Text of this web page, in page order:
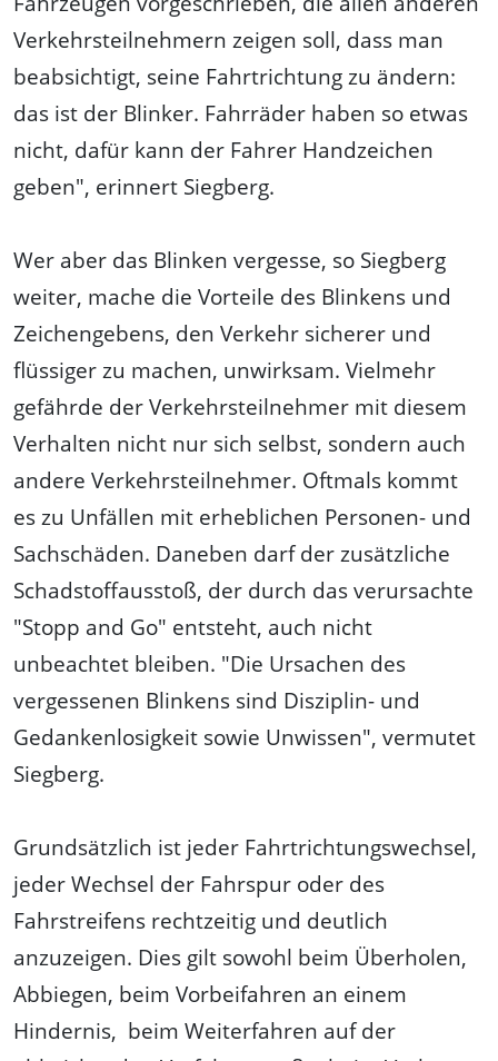
Verkehrsteilnehmern zeigen soll, dass man
beabsichtigt, seine Fahrtrichtung zu ändern:
das ist der Blinker. Fahrräder haben so etwas
nicht, dafür kann der Fahrer Handzeichen
geben", erinnert Siegberg.
Wer aber das Blinken vergesse, so Siegberg
weiter, mache die Vorteile des Blinkens und
Zeichengebens, den Verkehr sicherer und
flüssiger zu machen, unwirksam. Vielmehr
gefährde der Verkehrsteilnehmer mit diesem
Verhalten nicht nur sich selbst, sondern auch
andere Verkehrsteilnehmer. Oftmals kommt
es zu Unfällen mit erheblichen Personen- und
Sachschäden. Daneben darf der zusätzliche
Schadstoffausstoß, der durch das verursachte
"Stopp and Go" entsteht, auch nicht
unbeachtet bleiben. "Die Ursachen des
vergessenen Blinkens sind Disziplin- und
Gedankenlosigkeit sowie Unwissen", vermutet
Siegberg.
Grundsätzlich ist jeder Fahrtrichtungswechsel,
jeder Wechsel der Fahrspur oder des
Fahrstreifens rechtzeitig und deutlich
anzuzeigen. Dies gilt sowohl beim Überholen,
Abbiegen, beim Vorbeifahren an einem
Hindernis, beim Weiterfahren auf der